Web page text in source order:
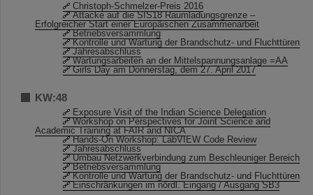
Christoph-Schmelzer-Preis 2016
Attacke auf die SIS18 Raumladungsgrenze –
Erfolgreicher Start einer Europäischen Zusammenarbeit
Betriebsversammlung
Kontrolle und Wartung der Brandschutz- und Fluchttüren
Jahresabschluss
Wartungsarbeiten an der Mittelspannungsanlage =AA
Girls´Day am Donnerstag, dem 27. April 2017
KW:48
Exposure Visit of the Indian Science Delegation
Workshop on Perspectives for Joint Science and
Academic Training at FAIR and NICA
Hands-On Workshop: LabVIEW Code Review
Jahresabschluss
Umbau Netzwerkverbindung zum Beschleuniger Bereich
Betriebsversammlung
Kontrolle und Wartung der Brandschutz- und Fluchttüren
Einschränkungen im nördl. Eingang / Ausgang SB3